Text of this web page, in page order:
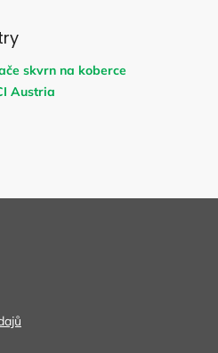
skvrn na koberce
Austria